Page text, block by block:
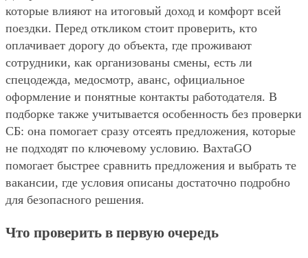
которые влияют на итоговый доход и комфорт всей
поездки. Перед откликом стоит проверить, кто
оплачивает дорогу до объекта, где проживают
сотрудники, как организованы смены, есть ли
спецодежда, медосмотр, аванс, официальное
оформление и понятные контакты работодателя. В
подборке также учитывается особенность без проверки
СБ: она помогает сразу отсеять предложения, которые
не подходят по ключевому условию. ВахтаGO
помогает быстрее сравнить предложения и выбрать те
вакансии, где условия описаны достаточно подробно
для безопасного решения.
Что проверить в первую очередь